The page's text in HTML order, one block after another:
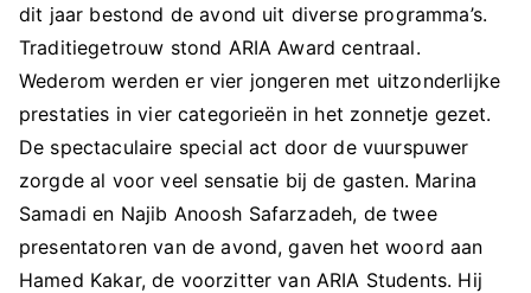
dit jaar bestond de avond uit diverse programma’s.
Traditiegetrouw stond ARIA Award centraal.
Wederom werden er vier jongeren met uitzonderlijke
prestaties in vier categorieën in het zonnetje gezet.
De spectaculaire special act door de vuurspuwer
zorgde al voor veel sensatie bij de gasten. Marina
Samadi en Najib Anoosh Safarzadeh, de twee
presentatoren van de avond, gaven het woord aan
Hamed Kakar, de voorzitter van ARIA Students. Hij